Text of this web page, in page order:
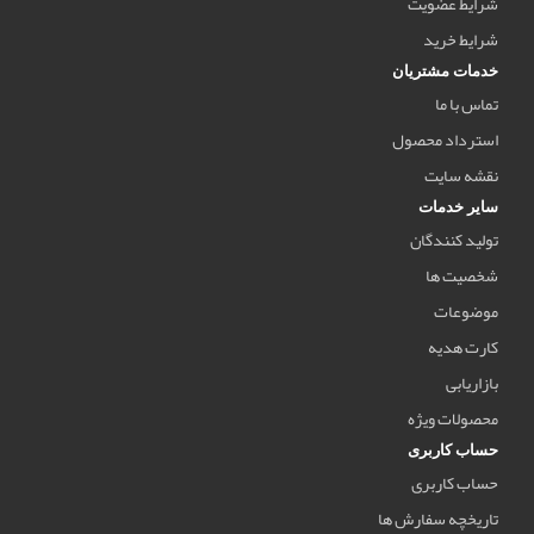
شرایط خرید
خدمات مشتریان
تماس با ما
استرداد محصول
نقشه سایت
سایر خدمات
تولید کنندگان
شخصیت ها
موضوعات
کارت هدیه
بازاریابی
محصولات ویژه
حساب کاربری
حساب کاربری
تاریخچه سفارش ها